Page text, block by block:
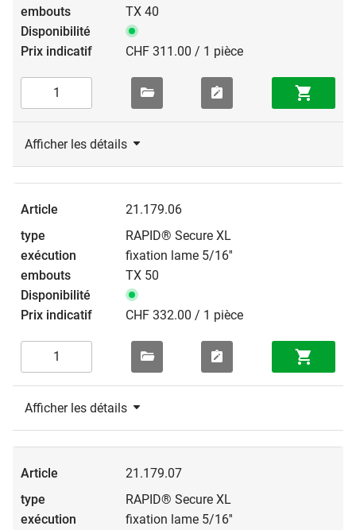
TX 40
CHF 311.00 / 1 pièce
Afficher les détails
21.179.06
RAPID® Secure XL
fixation lame 5/16''
TX 50
CHF 332.00 / 1 pièce
Afficher les détails
21.179.07
RAPID® Secure XL
fixation lame 5/16''